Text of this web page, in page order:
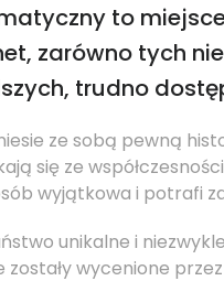
to
zarówno tych
trudno
ze sobą pewną
się ze
wyjątkowa i potrafi
unikalne i
wycenione